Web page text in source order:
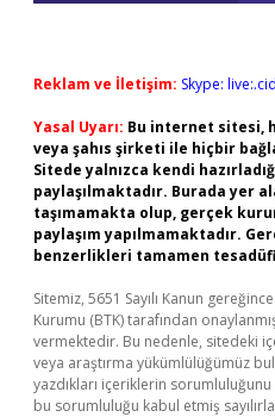
Reklam ve İletişim: Skype:
Yasal Uyarı: Bu internet sitesi,
veya şahıs şirketi ile hiçbir
Sitede yalnızca kendi
paylaşılmaktadır. Burada yer
taşımamakta olup, gerçek
paylaşım yapılmamaktadır.
benzerlikleri tamamen
Sitemiz, 5651 Sayılı Kanun
Kurumu (BTK) tarafından
vermektedir. Bu nedenle, sitedeki
veya araştırma yükümlülüğümüz
yazdıkları içeriklerin
bu sorumluluğu kabul etmiş